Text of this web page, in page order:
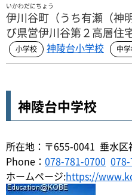
いかわだにちょう
伊川谷町（うち有瀬（神
び県営伊川谷第２高層住宅
神陵台小学校
神陵台中学校
所在地：〒655-0041 垂水区
Phone： 078-781-0700
ホームページ:https://